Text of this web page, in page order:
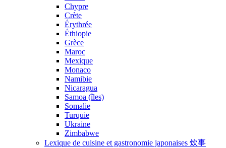
Chypre
Crète
Érythrée
Éthiopie
Grèce
Maroc
Mexique
Monaco
Namibie
Nicaragua
Samoa (îles)
Somalie
Turquie
Ukraine
Zimbabwe
Lexique de cuisine et gastronomie japonaises 炊事